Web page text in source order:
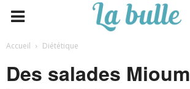
Accueil Diététique
Des salades Mioum